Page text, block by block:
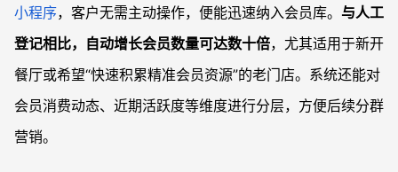
小程序，客户无需主动操作，便能迅速纳入会员库。 与人工
登记相比，自动增长会员数量可达数十倍，尤其适用于新开
餐厅或希望“快速积累精准会员资源”的老门店。系统还能对
会员消费动态、近期活跃度等维度进行分层，方便后续分群
营销。